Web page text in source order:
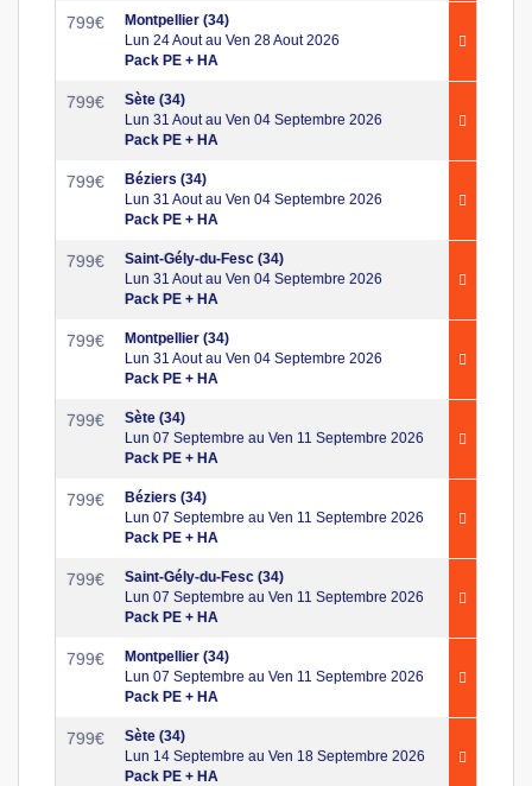
799€
Montpellier (34)
Lun 24 Aout au Ven 28 Aout 2026
Pack PE + HA
799€
Sète (34)
Lun 31 Aout au Ven 04 Septembre 2026
Pack PE + HA
799€
Béziers (34)
Lun 31 Aout au Ven 04 Septembre 2026
Pack PE + HA
799€
Saint-Gély-du-Fesc (34)
Lun 31 Aout au Ven 04 Septembre 2026
Pack PE + HA
799€
Montpellier (34)
Lun 31 Aout au Ven 04 Septembre 2026
Pack PE + HA
799€
Sète (34)
Lun 07 Septembre au Ven 11 Septembre 2026
Pack PE + HA
799€
Béziers (34)
Lun 07 Septembre au Ven 11 Septembre 2026
Pack PE + HA
799€
Saint-Gély-du-Fesc (34)
Lun 07 Septembre au Ven 11 Septembre 2026
Pack PE + HA
799€
Montpellier (34)
Lun 07 Septembre au Ven 11 Septembre 2026
Pack PE + HA
799€
Sète (34)
Lun 14 Septembre au Ven 18 Septembre 2026
Pack PE + HA